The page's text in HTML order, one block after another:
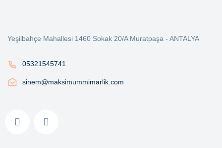
Yeşilbahçe Mahallesi 1460 Sokak 20/A Muratpaşa - ANTALYA
05321545741
sinem@maksimummimarlik.com